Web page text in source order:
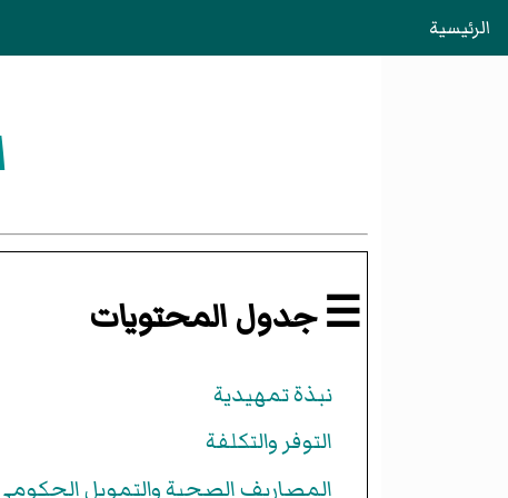
الرئيسية
☰ جدول المحتويات
نبذة تمهيدية
التوفر والتكلفة
المصاريف الصحية والتمويل